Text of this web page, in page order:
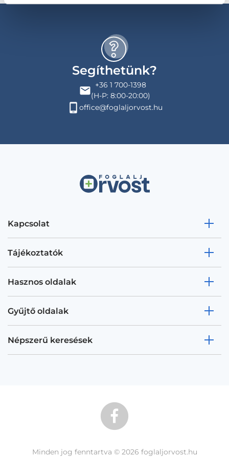
Segíthetünk?
+36 1 700-1398
(H-P: 8:00-20:00)
office@foglaljorvost.hu
Kapcsolat
Tájékoztatók
Hasznos oldalak
Gyűjtő oldalak
Népszerű keresések
Minden jog fenntartva © 2026 foglaljorvost.hu